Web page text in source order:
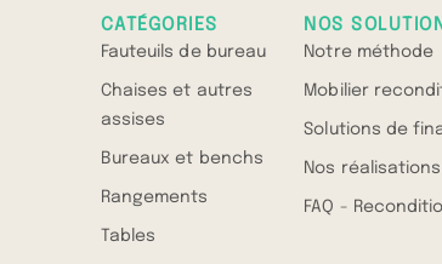
CATÉGORIES
Fauteuils de bureau
Chaises et autres
assises
Bureaux et benchs
Rangements
Tables
NOS
Notre méthode
Mobilier
Solutions de
Nos réalisations
FAQ -